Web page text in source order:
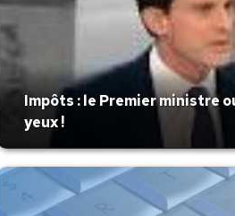
Impôts : le Premier ministre
yeux !